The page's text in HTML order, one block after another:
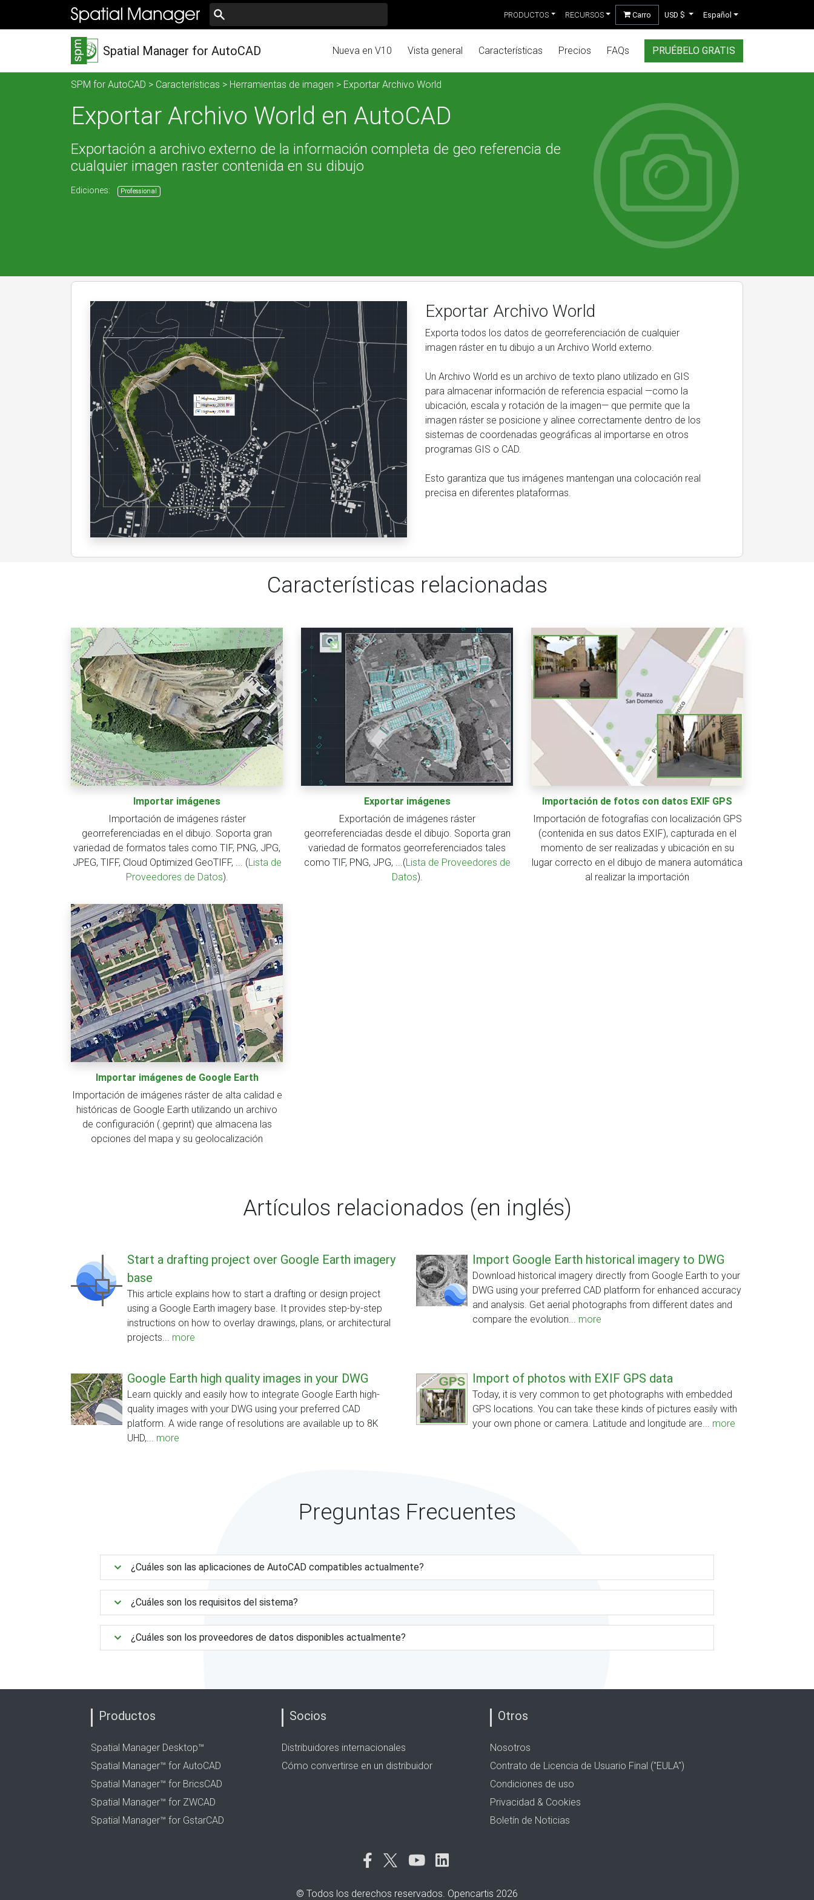
PRODUCTOS RECURSOS Carro USD $ Español
Spatial Manager for AutoCAD Nueva en V10 Vista general Características Precios FAQs PRUÉBELO GRATIS
SPM for AutoCAD > Características > Herramientas de imagen > Exportar Archivo World
Exportar Archivo World en AutoCAD
Exportación a archivo externo de la información completa de geo referencia de
cualquier imagen raster contenida en su dibujo
Ediciones: Professional
Exportar Archivo World
Exporta todos los datos de georreferenciación de cualquier
imagen ráster en tu dibujo a un Archivo World externo.
Un Archivo World es un archivo de texto plano utilizado en GIS
para almacenar información de referencia espacial —como la
ubicación, escala y rotación de la imagen— que permite que la
imagen ráster se posicione y alinee correctamente dentro de los
sistemas de coordenadas geográficas al importarse en otros
programas GIS o CAD.
Esto garantiza que tus imágenes mantengan una colocación real
precisa en diferentes plataformas.
Características relacionadas
Importar imágenes
Importación de imágenes ráster
georreferenciadas en el dibujo. Soporta gran
variedad de formatos tales como TIF, PNG, JPG,
JPEG, TIFF, Cloud Optimized GeoTIFF, ... (Lista de
Proveedores de Datos).
Exportar imágenes
Exportación de imágenes ráster
georreferenciadas desde el dibujo. Soporta gran
variedad de formatos georreferenciados tales
como TIF, PNG, JPG, ...(Lista de Proveedores de
Datos).
Importación de fotos con datos EXIF GPS
Importación de fotografías con localización GPS
(contenida en sus datos EXIF), capturada en el
momento de ser realizadas y ubicación en su
lugar correcto en el dibujo de manera automática
al realizar la importación
Importar imágenes de Google Earth
Importación de imágenes ráster de alta calidad e
históricas de Google Earth utilizando un archivo
de configuración (.geprint) que almacena las
opciones del mapa y su geolocalización
Artículos relacionados (en inglés)
Start a drafting project over Google Earth imagery
base
This article explains how to start a drafting or design project
using a Google Earth imagery base. It provides step-by-step
instructions on how to overlay drawings, plans, or architectural
projects... more
Import Google Earth historical imagery to DWG
Download historical imagery directly from Google Earth to your
DWG using your preferred CAD platform for enhanced accuracy
and analysis. Get aerial photographs from different dates and
compare the evolution... more
Google Earth high quality images in your DWG
Learn quickly and easily how to integrate Google Earth high-
quality images with your DWG using your preferred CAD
platform. A wide range of resolutions are available up to 8K
UHD,... more
Import of photos with EXIF GPS data
Today, it is very common to get photographs with embedded
GPS locations. You can take these kinds of pictures easily with
your own phone or camera. Latitude and longitude are... more
Preguntas Frecuentes
¿Cuáles son las aplicaciones de AutoCAD compatibles actualmente?
¿Cuáles son los requisitos del sistema?
¿Cuáles son los proveedores de datos disponibles actualmente?
Productos
Spatial Manager Desktop™
Spatial Manager™ for AutoCAD
Spatial Manager™ for BricsCAD
Spatial Manager™ for ZWCAD
Spatial Manager™ for GstarCAD
Socios
Distribuidores internacionales
Cómo convertirse en un distribuidor
Otros
Nosotros
Contrato de Licencia de Usuario Final ("EULA")
Condiciones de uso
Privacidad & Cookies
Boletín de Noticias
© Todos los derechos reservados. Opencartis 2026